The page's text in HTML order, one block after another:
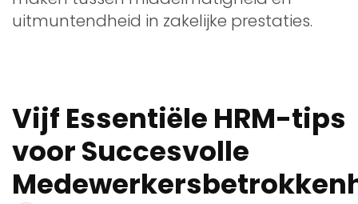
uitmuntendheid in zakelijke prestaties.
Vijf Essentiële HRM-tips
voor Succesvolle